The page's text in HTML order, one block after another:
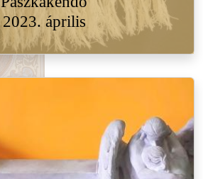
2023. április